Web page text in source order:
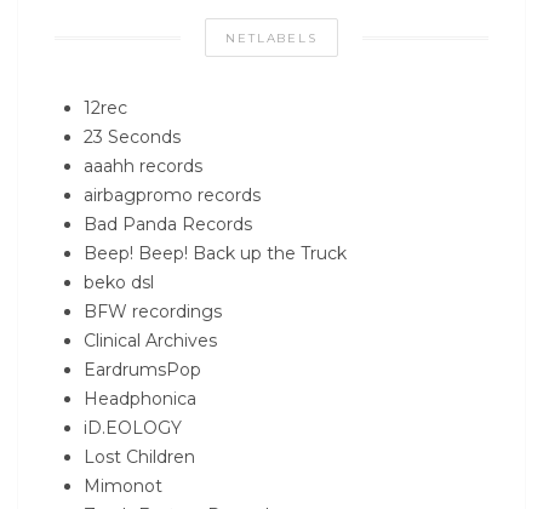
NETLABELS
12rec
23 Seconds
aaahh records
airbagpromo records
Bad Panda Records
Beep! Beep! Back up the Truck
beko dsl
BFW recordings
Clinical Archives
EardrumsPop
Headphonica
iD.EOLOGY
Lost Children
Mimonot